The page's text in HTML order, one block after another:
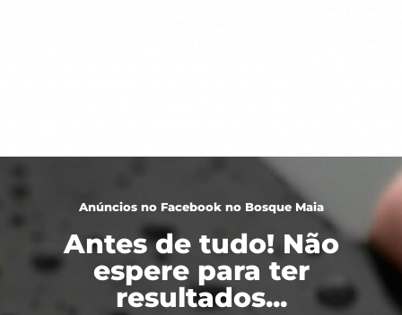
Anúncios no Facebook no Bosque Maia
Antes de tudo! Não
espere para ter
resultados...